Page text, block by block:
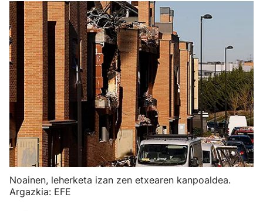
Noainen, leherketa izan zen etxearen kanpoaldea.
Argazkia: EFE